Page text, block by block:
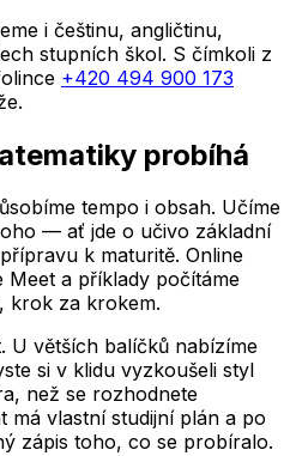
i češtinu, angličtinu,
stupních škol. S čímkoli z
+420 494 900 173
probíhá
tempo i obsah. Učíme
— ať jde o učivo základní
k maturitě. Online
Meet a příklady počítáme
krok za krokem.
U větších balíčků nabízíme
si v klidu vyzkoušeli styl
než se rozhodnete
má vlastní studijní plán a po
zápis toho, co se probíralo.